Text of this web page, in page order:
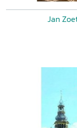
Jan